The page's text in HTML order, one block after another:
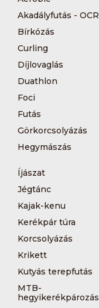
Akadályfutás - OCR
Bírkózás
Curling
Díjlovaglás
Duathlon
Foci
Futás
Görkorcsolyázás
Hegymászás
Íjászat
Jégtánc
Kajak-kenu
Kerékpár túra
Korcsolyázás
Krikett
Kutyás terepfutás
MTB-
hegyikerékpározás